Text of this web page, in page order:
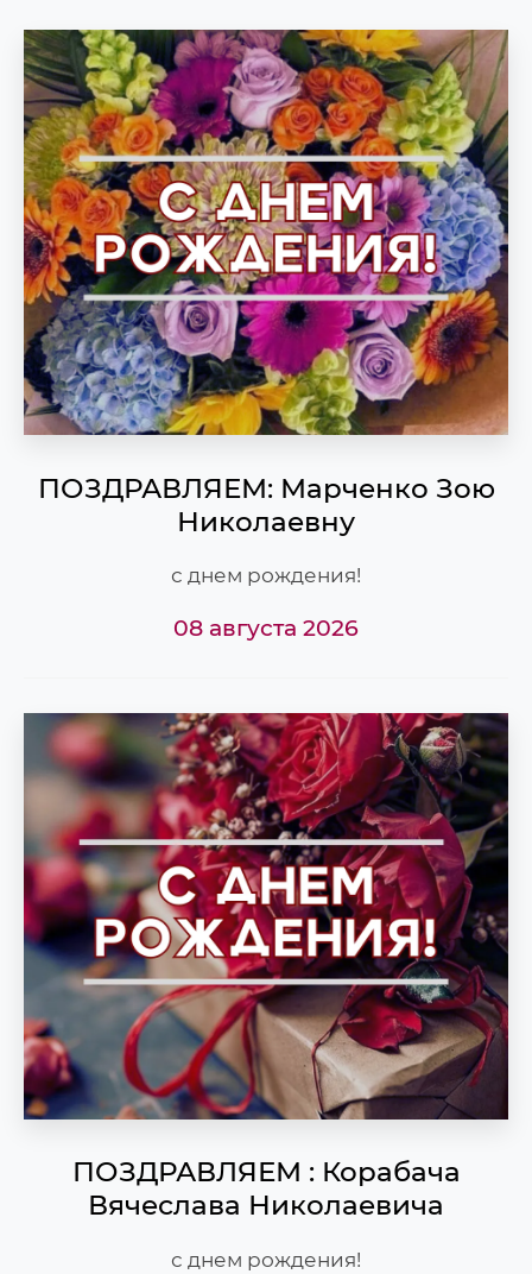
ПОЗДРАВЛЯЕМ: Марченко Зою
Николаевну
с днем рождения!
08 августа 2026
ПОЗДРАВЛЯЕМ : Корабача
Вячеслава Николаевича
с днем рождения!